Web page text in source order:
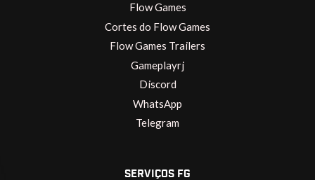
Flow Games
Cortes do Flow Games
Flow Games Trailers
Gameplayrj
Discord
WhatsApp
Telegram
SERVIÇOS FG